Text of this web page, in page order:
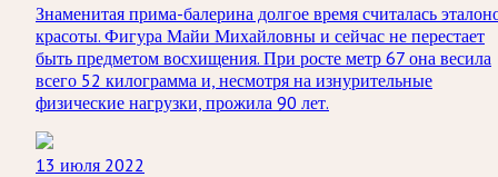
Знаменитая прима-балерина долгое время считалась
красоты. Фигура Майи Михайловны и сейчас не перестает
быть предметом восхищения. При росте метр 67 она весила
всего 52 килограмма и, несмотря на изнурительные
физические нагрузки, прожила 90 лет.
13 июля 2022